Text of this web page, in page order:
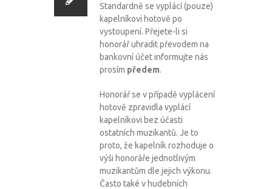
Standardně se vyplácí (pouze)
kapelníkovi hotově po
vystoupení. Přejete-li si
honorář uhradit převodem na
bankovní účet informujte nás
prosím předem.
Honorář se v případě vyplácení
hotově zpravidla vyplácí
kapelníkovi bez účasti
ostatních muzikantů. Je to
proto, že kapelník rozhoduje o
výši honoráře jednotlivým
muzikantům dle jejich výkonu.
Často také v hudebních